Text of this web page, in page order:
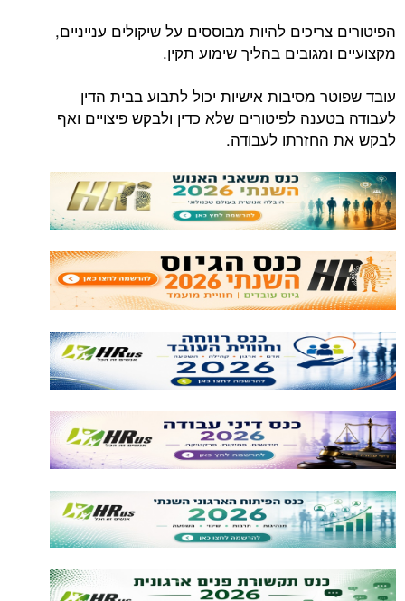
הפיטורים צריכים להיות מבוססים על שיקולים ענייניים,
מקצועיים ומגובים בהליך שימוע תקין.
עובד שפוטר מסיבות אישיות יכול לתבוע בבית הדין
לעבודה בטענה לפיטורים שלא כדין ולבקש פיצויים ואף
לבקש את החזרתו לעבודה.